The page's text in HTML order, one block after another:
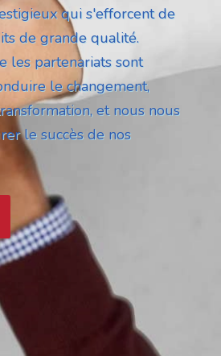
qui s'efforcent de
de grande qualité.
les partenariats sont
le changement,
et nous nous
le succès de nos